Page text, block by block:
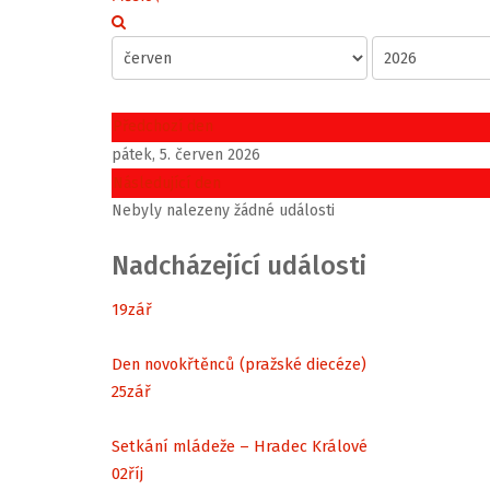
Předchozí den
pátek, 5. červen 2026
Následující den
Nebyly nalezeny žádné události
Nadcházející události
19zář
Den novokřtěnců (pražské diecéze)
25zář
Setkání mládeže – Hradec Králové
02říj